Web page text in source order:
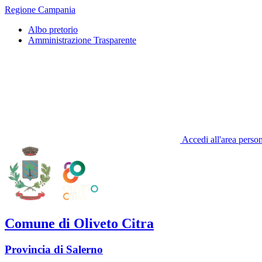
Regione Campania
Albo pretorio
Amministrazione Trasparente
Accedi all'area
Comune di Oliveto Citra
Provincia di Salerno